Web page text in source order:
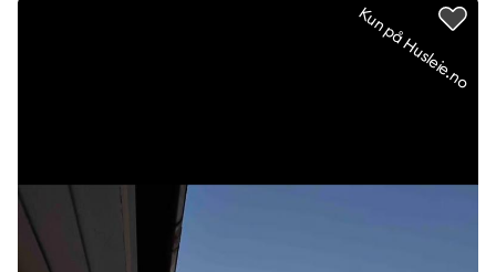
Kun på Husleie.no